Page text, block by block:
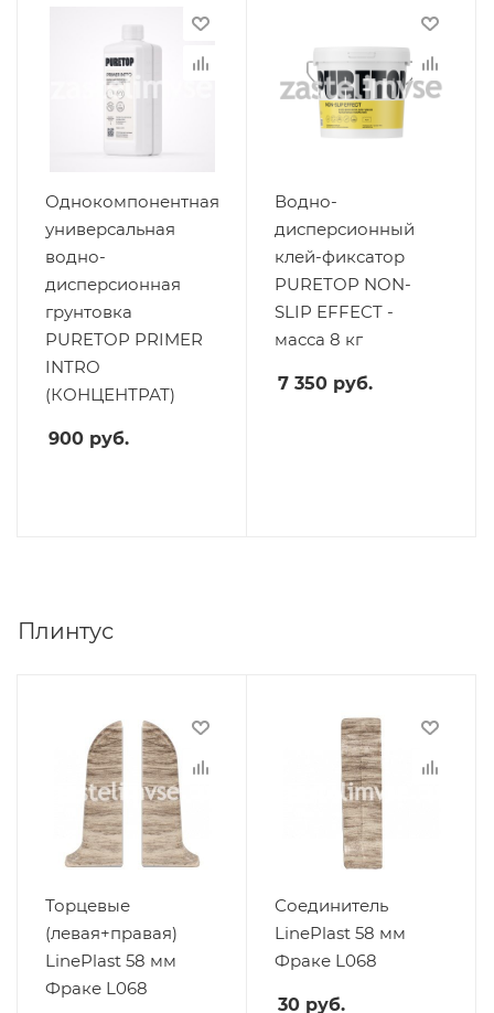
Однокомпонентная
универсальная
водно-
дисперсионная
грунтовка
PURETOP PRIMER
INTRO
(КОНЦЕНТРАТ)
900 руб.
Водно-
дисперсионный
клей-фиксатор
PURETOP NON-
SLIP EFFECT -
масса 8 кг
7 350 руб.
Плинтус
Торцевые
(левая+правая)
LinePlast 58 мм
Фраке L068
Соединитель
LinePlast 58 мм
Фраке L068
30 руб.